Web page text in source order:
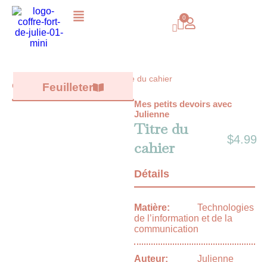
Catalogue /Tous les livres
Titre du cahier
Feuilleter
Mes petits devoirs avec
Julienne
Titre du
cahier
$4.99
Détails
Matière:
Technologies
de l’information et de la
communication
Auteur:
Julienne